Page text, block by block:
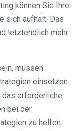
können Sie Ihre
sich aufhält. Das
letztendlich mehr
müssen
einsetzen.
das erforderliche
bei der
zu helfen.